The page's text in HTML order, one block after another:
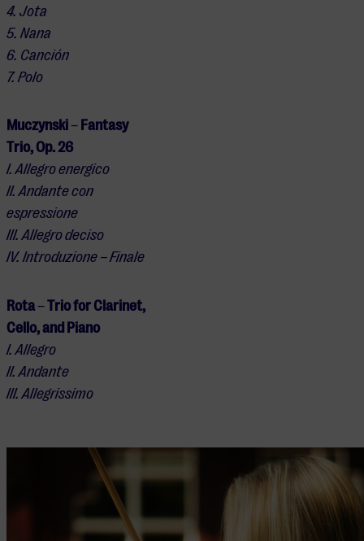
4. Jota
5. Nana
6. Canción
7. Polo
Muczynski – Fantasy
Trio, Op. 26
I. Allegro energico
II. Andante con
espressione
III. Allegro deciso
IV. Introduzione – Finale
Rota–Trio for Clarinet,
Cello, and Piano
I. Allegro
II. Andante
III. Allegrissimo